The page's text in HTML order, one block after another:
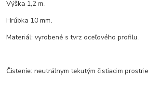
Výška 1,2 m.
Hrúbka 10 mm.
Materiál: vyrobené s tvrz oceľového profilu.
Čistenie: neutrálnym tekutým čistiacim